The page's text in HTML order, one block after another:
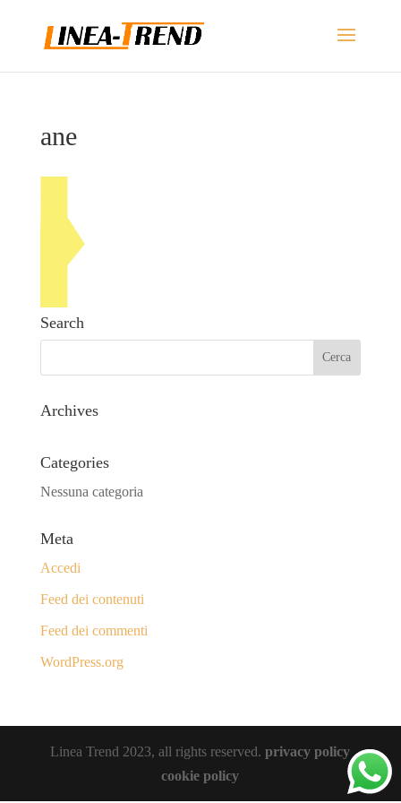
ane
Search
Archives
Categories
Nessuna categoria
Meta
Accedi
Feed dei contenuti
Feed dei commenti
WordPress.org
Linea Trend 2023, all rights reserved.privacy policy
cookie policy